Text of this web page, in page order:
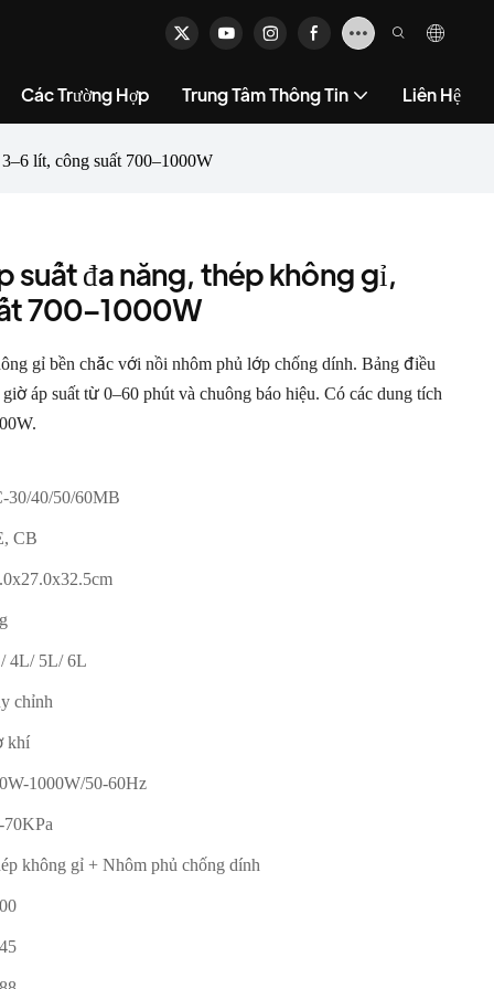
Các Trường Hợp Trung Tâm Thông Tin Liên Hệ
lít, công suất 700–1000W
suất đa năng, thép không gỉ,
700–1000W
gỉ bền chắc với nồi nhôm phủ lớp chống dính. Bảng điều
áp suất từ ​​0–60 phút và chuông báo hiệu. Có các dung tích
30/40/50/60MB
CB
4L/ 5L/ 6L
chỉnh
khí
1000W/50-60Hz
70KPa
không gỉ + Nhôm phủ chống dính